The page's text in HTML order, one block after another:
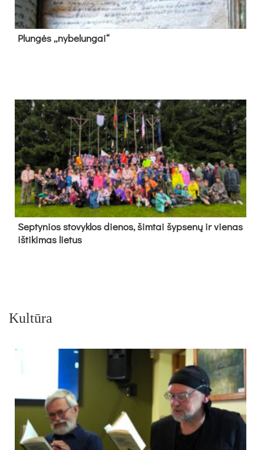
Plun­gės „ny­be­lun­gai“
Sep­ty­nios sto­vyk­los die­nos, šim­tai šyp­se­nų ir vie­nas
iš­ti­ki­mas lie­tus
Kultūra